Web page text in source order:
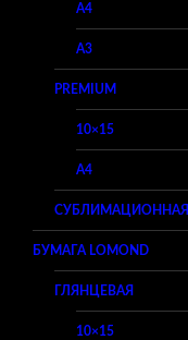
A4
A3
PREMIUM
10×15
A4
СУБЛИМАЦИОННАЯ
БУМАГА LOMOND
ГЛЯНЦЕВАЯ
10×15